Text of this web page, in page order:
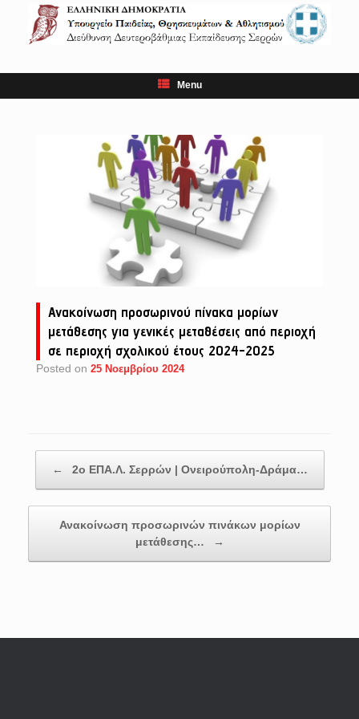
content
Menu
Ανακοίνωση προσωρινού πίνακα μορίων
μετάθεσης για γενικές μεταθέσεις από περιοχή
σε περιοχή σχολικού έτους 2024-2025
Posted on 25 Νοεμβρίου 2024
←
2ο ΕΠΑ.Λ. Σερρών | Ονειρούπολη-Δράμα…
Ανακοίνωση προσωρινών πινάκων μορίων
μετάθεσης…
→